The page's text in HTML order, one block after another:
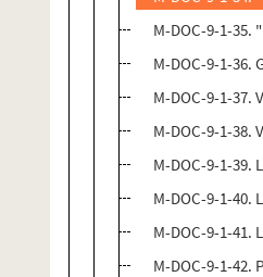
M-DOC-9-1-35.
M-DOC-9-1-36.
M-DOC-9-1-37.
M-DOC-9-1-38.
M-DOC-9-1-
M-DOC-9-1-40.
M-DOC-9-1-41.
M-DOC-9-1-42.